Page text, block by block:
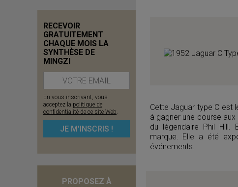
Cette Jaguar type C est
à gagner une course
du légendaire Phil
marque. Elle a été
événements.
RECEVOIR
GRATUITEMENT
CHAQUE MOIS LA
SYNTHÈSE DE
MINGZI
En vous inscrivant, vous
acceptez la politique de
confidentialité de ce site Web.
PROPOSEZ À